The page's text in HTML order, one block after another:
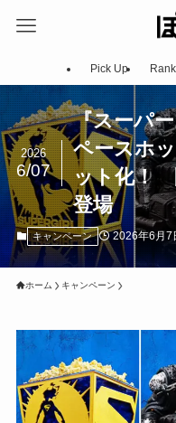
Pick Up
『スーパ
ペースホ
ット化！
登場
2026
6/07
キャンペーン 2026年6月7
ホーム キャンペーン